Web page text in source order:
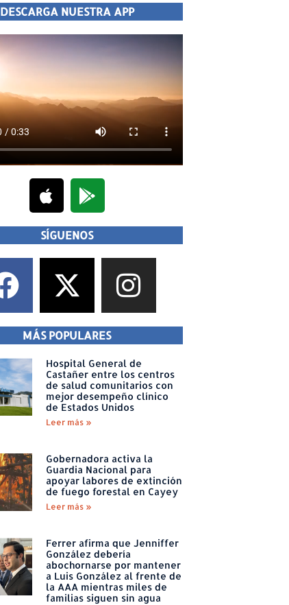
DESCARGA NUESTRA APP
SÍGUENOS
MÁS POPULARES
Hospital General de
Castañer entre los centros
de salud comunitarios con
mejor desempeño clínico
de Estados Unidos
Leer más »
Gobernadora activa la
Guardia Nacional para
apoyar labores de extinción
de fuego forestal en Cayey
Leer más »
Ferrer afirma que Jenniffer
González debería
abochornarse por mantener
a Luis González al frente de
la AAA mientras miles de
familias siguen sin agua